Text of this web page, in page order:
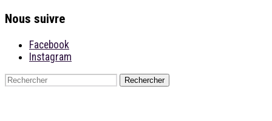
Nous suivre
Facebook
Instagram
Rechercher